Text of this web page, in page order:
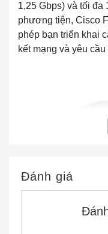
1,25 Gbps) và tối đa
phương tiện, Cisco
phép bạn triển khai
kết mạng và yêu
FP7010-K9 Cisco
Thông số nhanh
Đánh giá